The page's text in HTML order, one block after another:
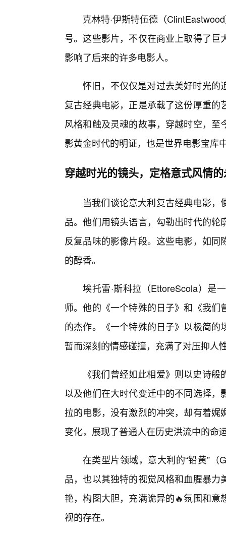
克林特·伊斯特伍德（
号。这些影片，不仅在商业上取得了
影响了后来的许多电影人。
怀旧，不仅仅是对过去美好时光的
复古经典电影，正是承载了这份厚重
风格和触及灵魂的故事，穿越时空，
影黄金时代的明证，也是世界电影宝库
穿越时光的镜头，定格意式风情
当我们谈论意大利复古经典电影
品。他们用镜头语言，勾勒出时代的
反复品味的影像片段。这些电影，如
的醇香。
埃托雷·斯科拉（EttoreScola）是
师。他的《一个特殊的日子》和《我
的杰作。《一个特殊的日子》以极简
暂而深刻的情感碰撞，充满了对压抑人
《我们曾经如此相爱》则以史诗
以及他们在大时代变迁中的不同选择
拉的电影，没有激烈的冲突，却有着
变化，展现了普通人在历史洪流中的命
在类型片领域，意大利的“铅黄”
品，也以其独特的视觉风格和血腥暴
艳，构图大胆，充满诡异的🔥氛围和
视的存在。